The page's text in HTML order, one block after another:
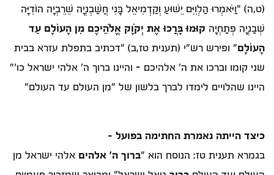
(ט,ה) "וַיֹּאמְרוּ הַלְוִיִּם יֵשׁוּעַ וְקַדְמִיאֵל בָּנִי חֲשַׁבְנְיָה שֵׁרֵבְיָה הוֹדִיָּה
שְׁבַנְיָה פְתַחְיָה קוּמוּ בָּרֲכוּ אֶת יְקֹוָק אֱלֹהֵיכֶם מִן הָעוֹלָם עַד
הָעוֹלָם" ופירש רש"י (תענית טז,ב) "דכתיב בתפלת עזרא בבית
שני קומו וברכו את ה' אלהיכם - והיינו ברוך ה' אלהי ישראל כו'"
היינו שהלויים לימדו לברך בלשון של "מן העולם עד העולם"
כיצד הייתה נאמרת החתימה בפועל –
בגמרא תענית טז: הנוסח הוא "ברוך ה' אלהים אלהי ישראל מן